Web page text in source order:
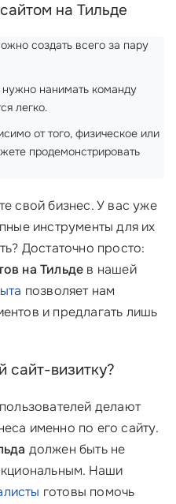
на Тильде
создать всего за пару
нанимать команду
легко.
от того, физическое или
продемонстрировать
свой бизнес. У вас уже
инструменты для их
Достаточно просто:
на Тильде в нашей
позволяет нам
и предлагать лишь
сайт-визитку?
делают
именно по его сайту.
должен быть не
Наши
готовы помочь